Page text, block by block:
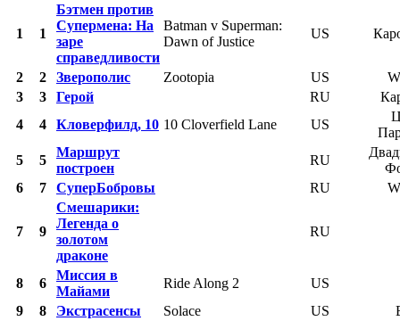
1 1
Бэтмен против
Супермена: На
заре
справедливости
Batman v Superman:
Dawn of Justice
US
2 2 Зверополис Zootopia US
3
3 Герой RU
4
4 Кловерфилд, 10 10 Cloverfield Lane US
5
5
Маршрут
построен
RU
6
7 СуперБобровы RU
7 9
Смешарики:
Легенда о
золотом
драконе
RU
8 6
Миссия в
Майами
Ride Along 2
US
9
8 Экстрасенсы Solace US